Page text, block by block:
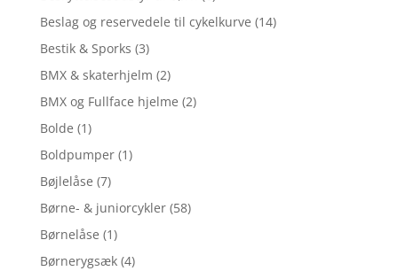
Beslag og reservedele til cykelkurve (14)
Bestik & Sporks (3)
BMX & skaterhjelm (2)
BMX og Fullface hjelme (2)
Bolde (1)
Boldpumper (1)
Bøjlelåse (7)
Børne- & juniorcykler (58)
Børnelåse (1)
Børnerygsæk (4)